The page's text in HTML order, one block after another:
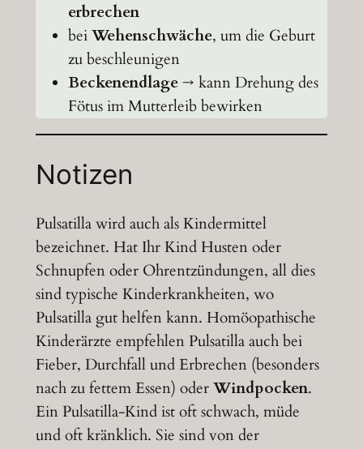
erbrechen
beiWehenschwäche, um die Geburt
zu beschleunigen
Beckenendlage→ kann Drehung des
Fötus im Mutterleib bewirken
Notizen
Pulsatilla wird auch als Kindermittel
bezeichnet. Hat Ihr Kind Husten oder
Schnupfen oder Ohrentzündungen, all dies
sind typische Kinderkrankheiten, wo
Pulsatilla gut helfen kann. Homöopathische
Kinderärzte empfehlen Pulsatilla auch bei
Fieber, Durchfall und Erbrechen (besonders
nach zu fettem Essen) oderWindpocken.
Ein Pulsatilla-Kind ist oft schwach, müde
und oft kränklich. Sie sind von der